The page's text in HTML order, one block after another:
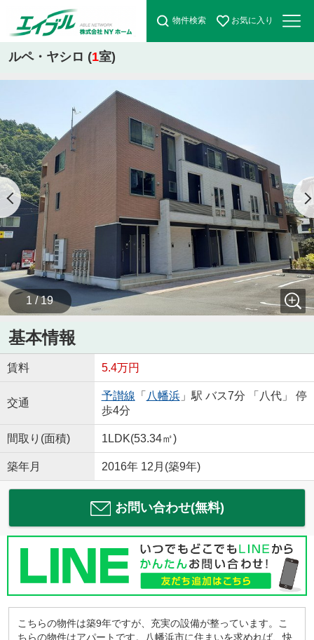
物件検索 お気に入り
ルペ・ヤシロ (1室)
1 / 19
基本情報
賃料 5.4万円
交通
予讃線 「 八幡浜」駅 バス7分 「八代」 停
歩4分
間取り(面積) 1LDK(53.34㎡)
築年月 2016年 12月(築9年)
お問い合わせ(無料)
こちらの物件は築9年ですが、充実の設備が整っています。こ
ちらの物件はアパートです。八幡浜市に住まいを求めれば、快